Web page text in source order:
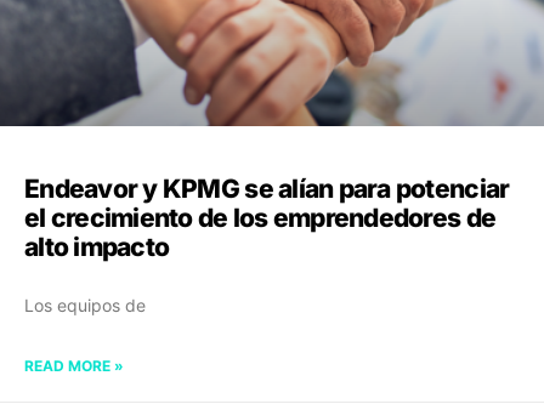
Endeavor y KPMG se alían para potenciar
el crecimiento de los emprendedores de
alto impacto
Los equipos de
READ MORE »